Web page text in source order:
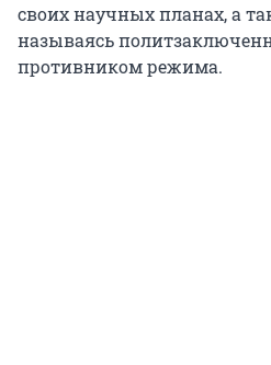
своих научных планах, а
называясь
противником режима.